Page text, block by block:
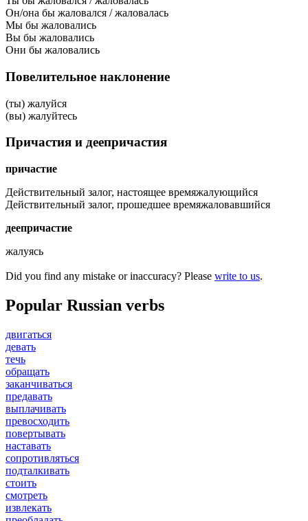
Он/она бы жаловался / жаловалась
Мы бы жаловались
Вы бы жаловались
Они бы жаловались
Повелительное наклонение
(ты) жалуйся
(вы) жалуйтесь
Причастия и деепричастия
причастие
Действительный залог, настоящее времяжалующийся
Действительный залог, прошедшее времяжаловавшийся
деепричастие
жалуясь
Did you find any mistake or inaccuracy? Please write to us.
Popular Russian verbs
двигаться
девать
течь
обращать
заканчиваться
предавать
выплачивать
превосходить
повертывать
наставать
сопротивляться
подталкивать
стоить
смотреть
извлекать